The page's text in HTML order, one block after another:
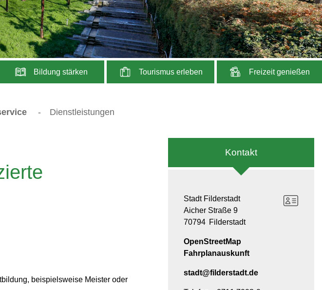
Bildung stärken Tourismus erleben Freizeit genießen
- Dienstleistungen
beispielsweise Meister oder
Kontakt
Stadt Filderstadt
Aicher Straße 9
70794 Filderstadt
OpenStreetMap
Fahrplanauskunft
stadt@filderstadt.de